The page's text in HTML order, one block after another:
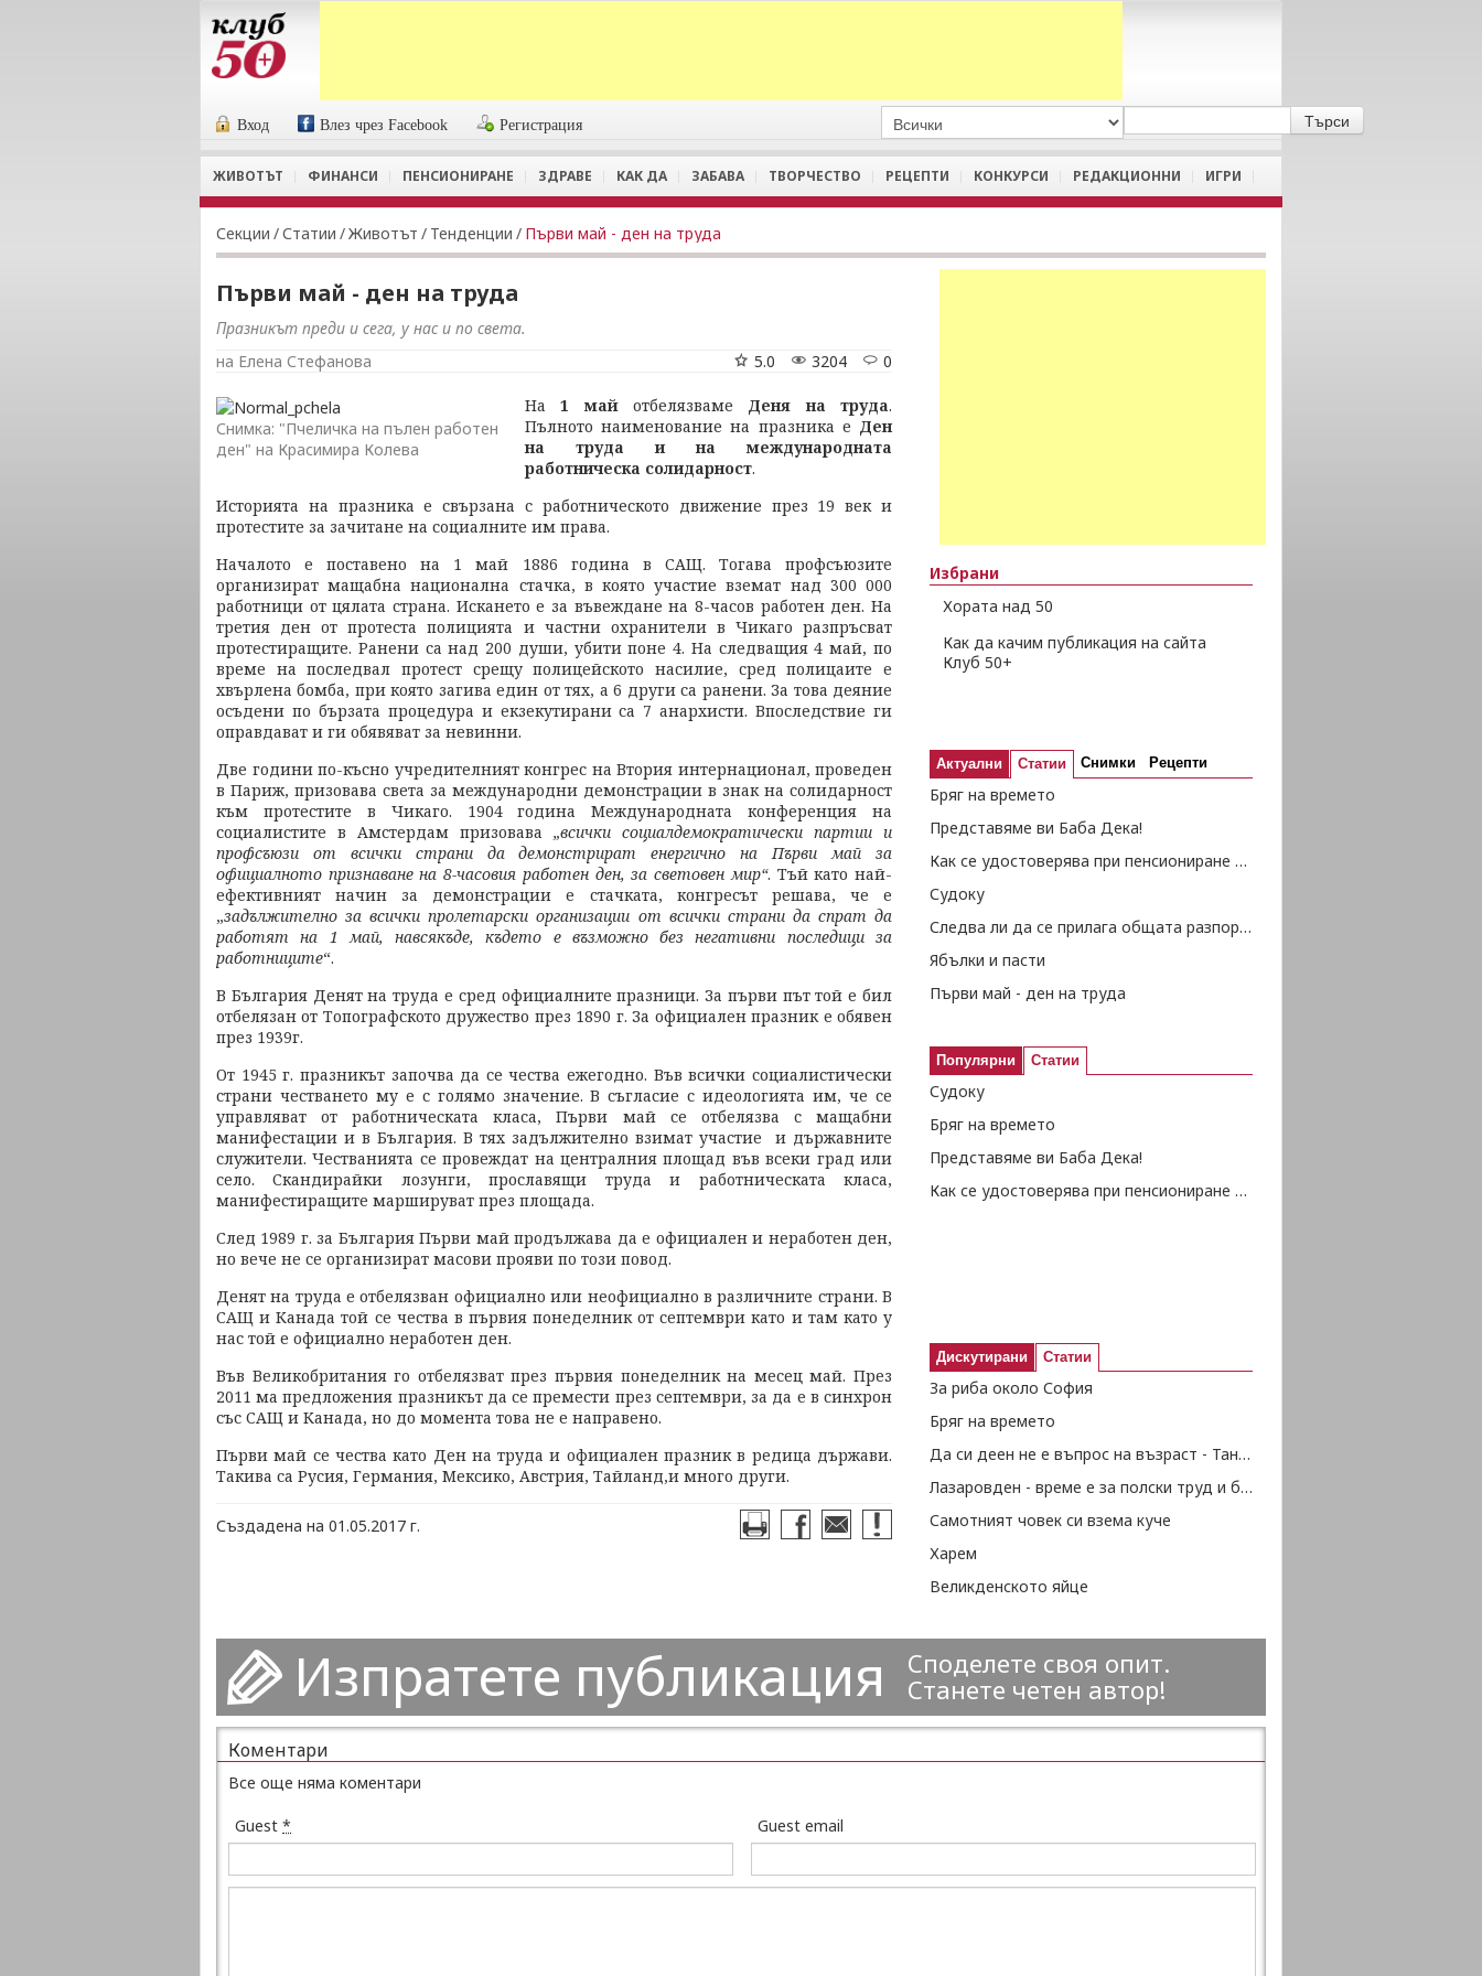
Вход Влез чрез Facebook Регистрация
ЖИВОТЪТ ФИНАНСИ ПЕНСИОНИРАНЕ ЗДРАВЕ КАК ДА ЗАБАВА ТВОРЧЕСТВО РЕЦЕПТИ КОНКУРСИ РЕДАКЦИОННИ ИГРИ
Секции /Статии /Животът / Тенденции / Първи май - ден на труда
Първи май - ден на труда
Празникът преди и сега, у нас и по света.
на Елена Стефанова
0
3204
5.0
Снимка: "Пчеличка на пълен работен
ден" на Красимира Колева
На1 майотбелязваме Деня на труда.
Пълното наименование на празника е Ден
на труда и на международната
работническа солидарност.
Историята на празника е свързана с работническото движение през 19 век и
протестите за зачитане на социалните им права.
Началото е поставено на 1 май 1886 година в САЩ. Тогава профсъюзите
организират мащабна национална стачка, в която участие вземат над 300 000
работници от цялата страна. Искането е за въвеждане на 8-часов работен ден. На
третия ден от протеста полицията и частни охранители в Чикаго разпръсват
протестиращите. Ранени са над 200 души, убити поне 4. На следващия 4 май, по
време на последвал протест срещу полицейското насилие, сред полицаите е
хвърлена бомба, при която загива един от тях, а 6 други са ранени. За това деяние
осъдени по бързата процедура и екзекутирани са 7 анархисти. Впоследствие ги
оправдават и ги обявяват за невинни.
Две години по-късно учредителният конгрес на Втория интернационал, проведен
в Париж, призовава света за международни демонстрации в знак на солидарност
към протестите в Чикаго. 1904 година Международната конференция на
социалистите в Амстердам призовава „всички социалдемократически партии и
профсъюзи от всички страни да демонстрират енергично на Първи май за
официалното признаване на 8-часовия работен ден, за световен мир“. Тъй като най-
ефективният начин за демонстрации е стачката, конгресът решава, че е
„задължително за всички пролетарски организации от всички страни да спрат да
работят на 1 май, навсякъде, където е възможно без негативни последици за
работниците“.
В България Денят на труда е сред официалните празници. За първи път той е бил
отбелязан от Топографското дружество през 1890 г. За официален празник е обявен
през 1939г.
От 1945 г. празникът започва да се чества ежегодно. Във всички социалистически
страни честването му е с голямо значение. В съгласие с идеологията им, че се
управляват от работническата класа, Първи май се отбелязва с мащабни
манифестации и в България. В тях задължително взимат участие и държавните
служители. Честванията се провеждат на централния площад във всеки град или
село. Скандирайки лозунги, прославящи труда и работническата класа,
манифестиращите маршируват през площада.
След 1989 г. за България Първи май продължава да е официален и неработен ден,
но вече не се организират масови прояви по този повод.
Денят на труда е отбелязван официално или неофициално в различните страни. В
САЩ и Канада той се чества в първия понеделник от септември като и там като у
нас той е официално неработен ден.
Във Великобритания го отбелязват през първия понеделник на месец май. През
2011 ма предложения празникът да се премести през септември, за да е в синхрон
със САЩ и Канада, но до момента това не е направено.
Първи май се чества като Ден на труда и официален празник в редица държави.
Такива са Русия, Германия, Мексико, Австрия, Тайланд,и много други.
Създадена на 01.05.2017 г.
Избрани
Хората над 50
Как да качим публикация на сайта
Клуб 50+
Актуални Статии Снимки Рецепти
Бряг на времето
Представяме ви Баба Дека!
Как се удостоверява при пенсиониране закупен осигурителен стаж?
Судоку
Следва ли да се прилага общата разпоредба на чл. 101, ал. 1, т. 2 КСО в случаите, при които родител получава наследствена пенсия за осигурителен стаж и възраст от починал съпруг, навършил е възрастта по чл. 68, ал. 1 КСО и не получава лична пенсия...
Ябълки и пасти
Първи май - ден на труда
Популярни Статии
Судоку
Бряг на времето
Представяме ви Баба Дека!
Как се удостоверява при пенсиониране закупен осигурителен стаж?
Дискутирани Статии
За риба около София
Бряг на времето
Да си деен не е въпрос на възраст - Таня Йорданова
Лазаровден - време е за полски труд и берекет
Самотният човек си взема куче
Харем
Великденското яйце
Изпратете публикация
Споделете своя опит.
Станете четен автор!
Коментари
Все още няма коментари
Guest * Guest email